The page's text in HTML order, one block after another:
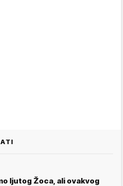
ljutog Žoca, ali ovakvog